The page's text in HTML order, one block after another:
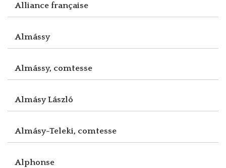
Alliance française
Almássy
Almássy, comtesse
Almásy László
Almásy-Teleki, comtesse
Alphonse